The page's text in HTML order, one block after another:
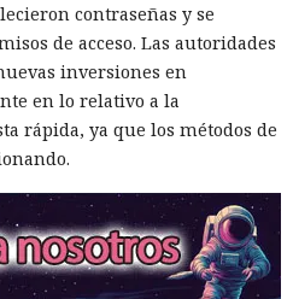
contraseñas y se
de acceso. Las autoridades
inversiones en
en lo relativo a la
rápida, ya que los métodos de